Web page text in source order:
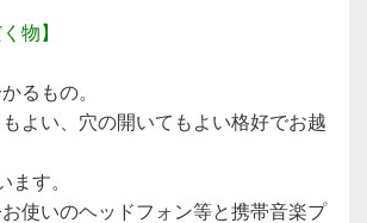
物】
るもの。
もよい、穴の開いてもよい格好でお越
す。
お使いのヘッドフォン等と携帯音楽プ